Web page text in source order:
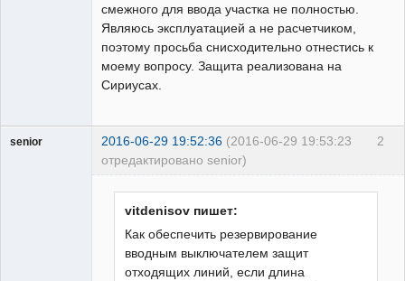
смежного для ввода участка не полностью.
Являюсь эксплуатацией а не расчетчиком,
поэтому просьба снисходительно отнестись к
моему вопросу. Защита реализована на
Сириусах.
2
senior 2016-06-29 19:52:36 (2016-06-29 19:53:23
отредактировано senior)
vitdenisov пишет:
Как обеспечить резервирование
вводным выключателем защит
отходящих линий, если длина